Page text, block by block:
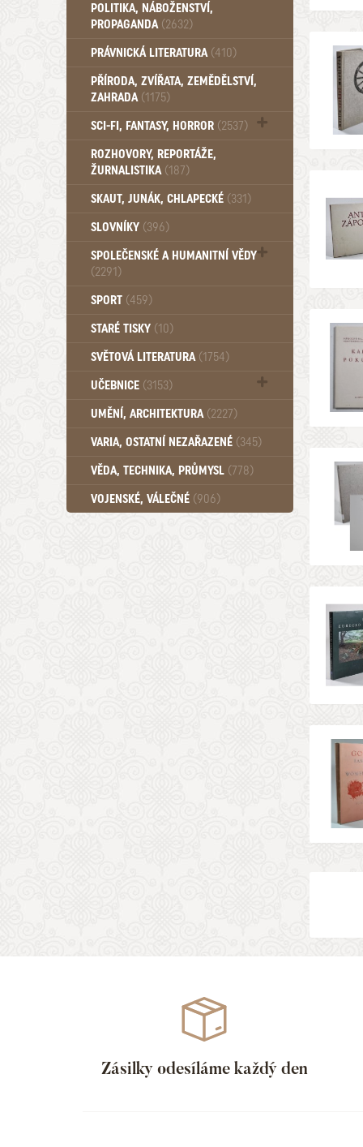
Pohádky, Dětské - Od roku 1949 (257)
POLITIKA, NÁBOŽENSTVÍ,
PROPAGANDA (2632)
PRÁVNICKÁ LITERATURA (410)
PŘÍRODA, ZVÍŘATA, ZEMĚDĚLSTVÍ,
ZAHRADA (1175)
SCI-FI, FANTASY, HORROR (2537)
UFO (14)
ROZHOVORY, REPORTÁŽE,
ŽURNALISTIKA (187)
SKAUT, JUNÁK, CHLAPECKÉ (331)
SLOVNÍKY (396)
SPOLEČENSKÉ A HUMANITNÍ VĚDY
(2291)
Pedagogika (191)
Psychologie a osobní rozvoj (760)
SPORT (459)
STARÉ TISKY (10)
SVĚTOVÁ LITERATURA (1754)
UČEBNICE (3153)
Učebnice - Jazykové (1297)
Učebnice - VŠ (259)
Učebnice - ZŠ (556)
Učebnice - Ostatní (499)
UMĚNÍ, ARCHITEKTURA (2227)
VARIA, OSTATNÍ NEZAŘAZENÉ (345)
VĚDA, TECHNIKA, PRŮMYSL (778)
VOJENSKÉ, VÁLEČNÉ (906)
Zásilky odesíláme každý den